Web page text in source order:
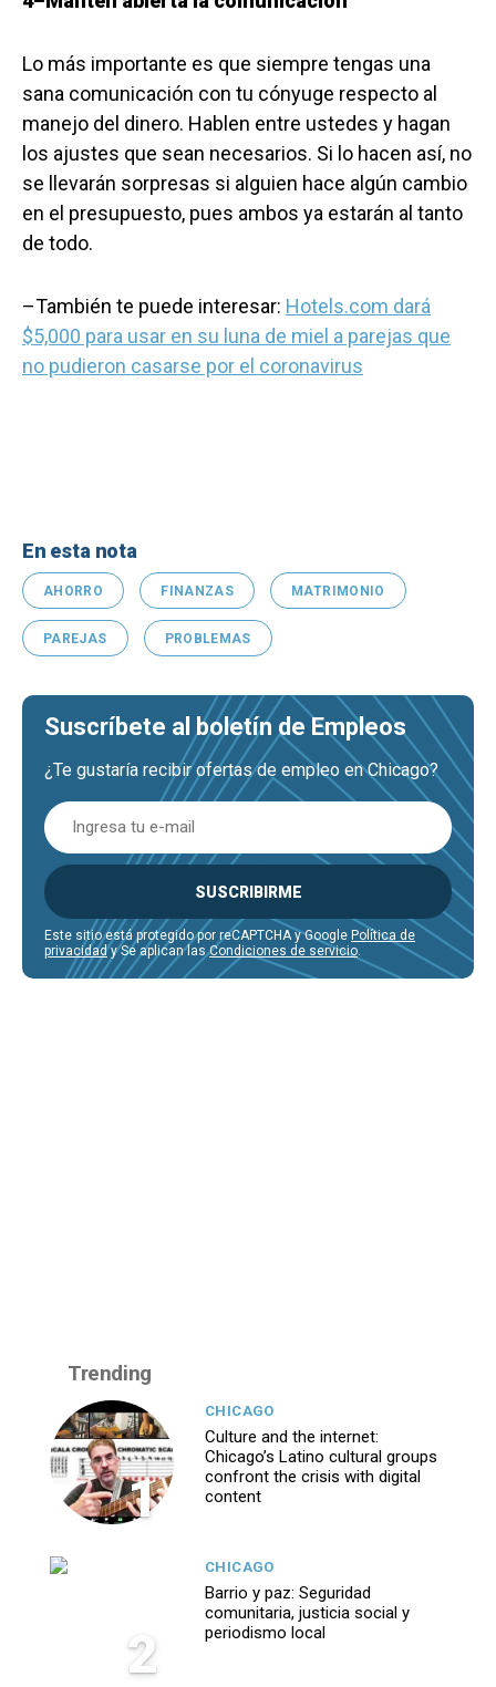
Lo más importante es que siempre tengas una
sana comunicación con tu cónyuge respecto al
manejo del dinero. Hablen entre ustedes y hagan
los ajustes que sean necesarios. Si lo hacen así, no
se llevarán sorpresas si alguien hace algún cambio
en el presupuesto, pues ambos ya estarán al tanto
de todo.
–También te puede interesar: Hotels.com dará
$5,000 para usar en su luna de miel a parejas que
no pudieron casarse por el coronavirus
En esta nota
AHORRO FINANZAS MATRIMONIO
PAREJAS PROBLEMAS
Suscríbete al boletín de Empleos
¿Te gustaría recibir ofertas de empleo en Chicago?
SUSCRIBIRME
Este sitio está protegido por reCAPTCHA y Google Política de
privacidady Se aplican lasCondiciones de servicio
Trending
1
CHICAGO
Culture and the internet:
Chicago’s Latino cultural groups
confront the crisis with digital
content
2
CHICAGO
Barrio y paz: Seguridad
comunitaria, justicia social y
periodismo local